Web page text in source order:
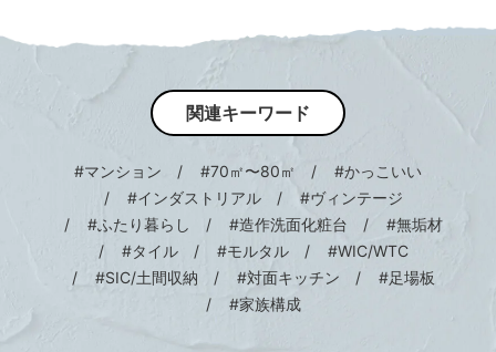
関連キーワード
#マンション #70㎡〜80㎡
#かっこいい
#インダストリアル
#ヴィンテージ
#ふたり暮らし
#造作洗面化粧台
#無垢材
#タイル
#モルタル
#WIC/WTC
#SIC/土間収納
#対面キッチン
#足場板
#家族構成